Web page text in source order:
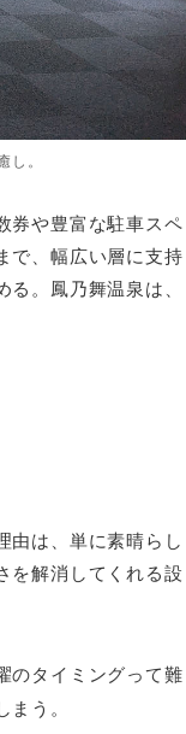
。
券や豊富な駐車スペ
で、幅広い層に支持
。鳳乃舞温泉は、
由は、単に素晴らし
を解消してくれる設
のタイミングって難
う。